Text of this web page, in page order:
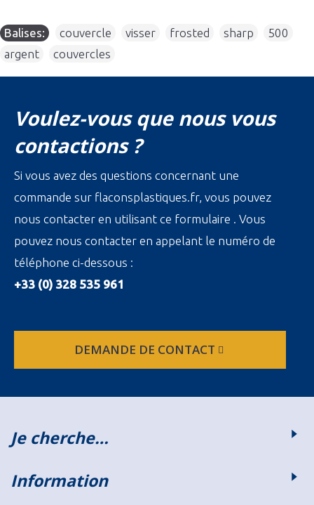
Balises: couvercle visser frosted sharp 500
argent
couvercles
Voulez-vous que nous vous
contactions ?
Si vous avez des questions concernant une
commande sur flaconsplastiques.fr, vous pouvez
nous contacter en utilisant ce formulaire . Vous
pouvez nous contacter en appelant le numéro de
téléphone ci-dessous :
+33 (0) 328 535 961
DEMANDE DE CONTACT
Je cherche…
Information